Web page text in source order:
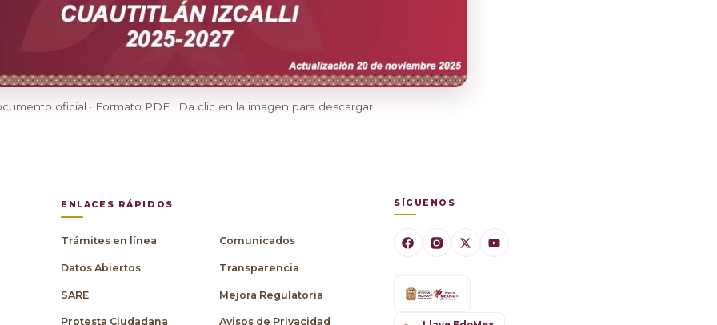
oficial · Formato PDF · Da clic en la imagen para descargar
ENLACES RÁPIDOS
Trámites en línea Comunicados
Datos Abiertos Transparencia
SARE Mejora Regulatoria
Protesta Ciudadana Avisos de Privacidad
SÍGUENOS